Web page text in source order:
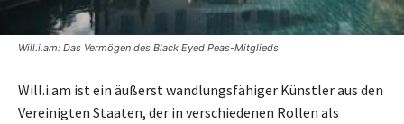
Will.i.am: Das Vermögen des Black Eyed Peas-Mitglieds
Will.i.am ist ein äußerst wandlungsfähiger Künstler aus den
Vereinigten Staaten, der in verschiedenen Rollen als